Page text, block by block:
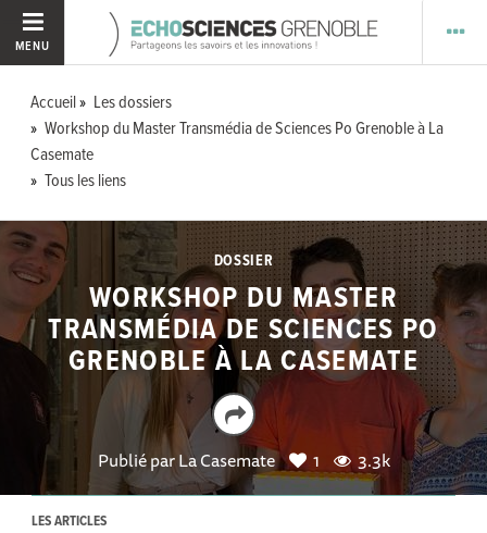
MENU
Accueil
Les dossiers
Workshop du Master Transmédia de Sciences Po Grenoble à La
Casemate
Tous les liens
DOSSIER
WORKSHOP DU MASTER
TRANSMÉDIA DE SCIENCES PO
GRENOBLE À LA CASEMATE
Publié parLa Casemate 1 3.3k
LES ARTICLES